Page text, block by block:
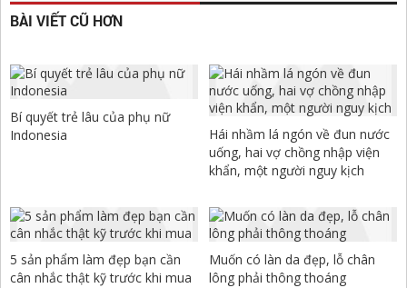
BÀI VIẾT CŨ HƠN
Bí quyết trẻ lâu của phụ nữ
Indonesia
Hái nhầm lá ngón về đun nước
uống, hai vợ chồng nhập viện
khẩn, một người nguy kịch
5 sản phẩm làm đẹp bạn cần
cân nhắc thật kỹ trước khi mua
Muốn có làn da đẹp, lỗ chân
lông phải thông thoáng